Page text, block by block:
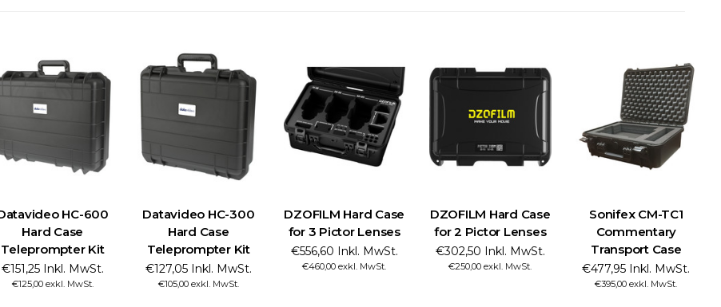
HC-600
Hard Case
Teleprompter Kit
€151,25 Inkl. MwSt.
€125,00 exkl. MwSt.
Datavideo HC-300
Hard Case
Teleprompter Kit
€127,05 Inkl. MwSt.
€105,00 exkl. MwSt.
DZOFILM Hard Case
for 3 Pictor Lenses
€556,60 Inkl. MwSt.
€460,00 exkl. MwSt.
DZOFILM Hard Case
for 2 Pictor Lenses
€302,50 Inkl. MwSt.
€250,00 exkl. MwSt.
Sonifex CM-TC1
Commentary
Transport Case
€477,95 Inkl. MwSt.
€395,00 exkl. MwSt.